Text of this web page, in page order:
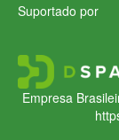
Suportado por
Empresa